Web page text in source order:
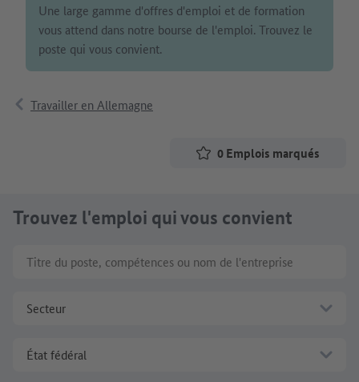
Une large gamme d'offres d'emploi et de formation
vous attend dans notre bourse de l'emploi. Trouvez le
poste qui vous convient.
Travailler en Allemagne
0Emplois marqués
Trouvez l'emploi qui vous convient
Secteur
État fédéral